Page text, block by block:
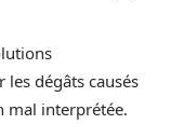
dégâts causés
mal interprétée.